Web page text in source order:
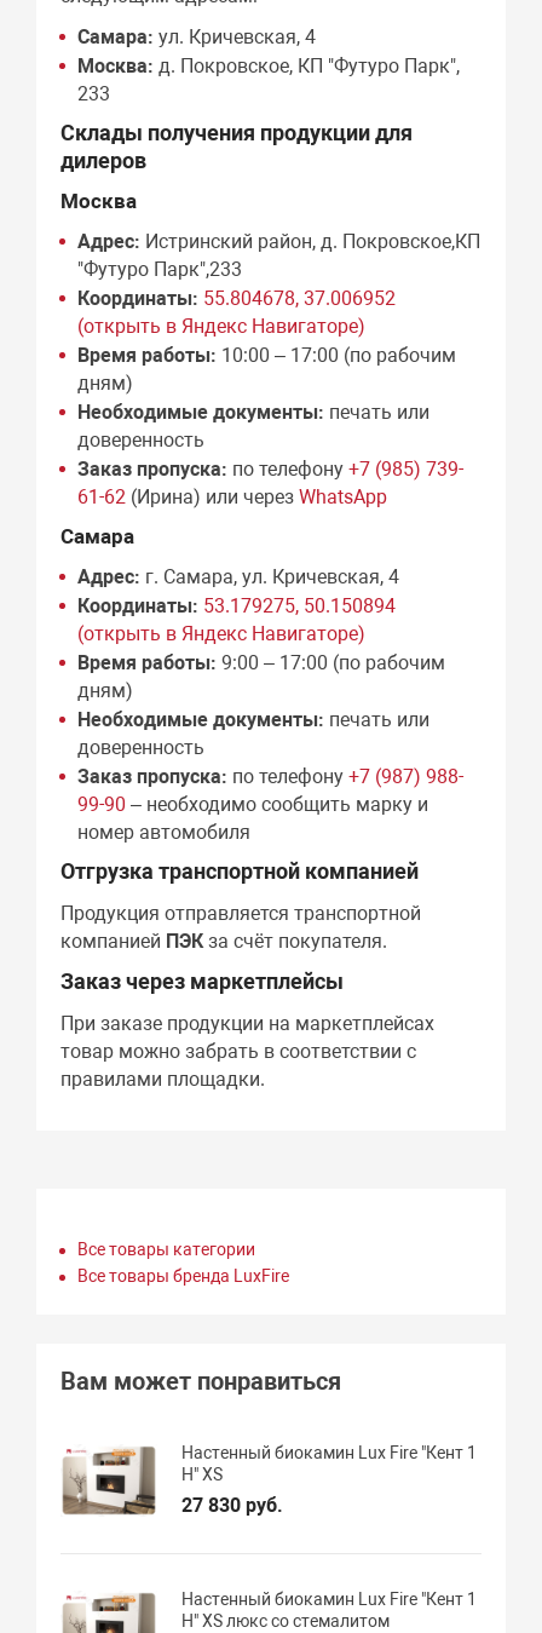
Самара: ул. Кричевская, 4
Москва: д. Покровское, КП "Футуро Парк",
233
Склады получения продукции для
дилеров
Москва
Адрес: Истринский район, д. Покровское,КП
"Футуро Парк",233
Координаты: 55.804678, 37.006952
(открыть в Яндекс Навигаторе)
Время работы: 10:00 – 17:00 (по рабочим
дням)
Необходимые документы: печать или
доверенность
Заказ пропуска: по телефону+7 (985) 739-
61-62 (Ирина) или черезWhatsApp
Самара
Адрес: г. Самара, ул. Кричевская, 4
Координаты: 53.179275, 50.150894
(открыть в Яндекс Навигаторе)
Время работы: 9:00 – 17:00 (по рабочим
дням)
Необходимые документы: печать или
доверенность
Заказ пропуска: по телефону+7 (987) 988-
99-90 – необходимо сообщить марку и
номер автомобиля
Отгрузка транспортной компанией
Продукция отправляется транспортной
компанией ПЭКза счёт покупателя.
Заказ через маркетплейсы
При заказе продукции на маркетплейсах
товар можно забрать в соответствии с
правилами площадки.
Все товары категории
Все товары бренда LuxFire
Вам может понравиться
Настенный биокамин Lux Fire "Кент 1
Н" XS
27 830 руб.
Настенный биокамин Lux Fire "Кент 1
Н" XS люкс со стемалитом